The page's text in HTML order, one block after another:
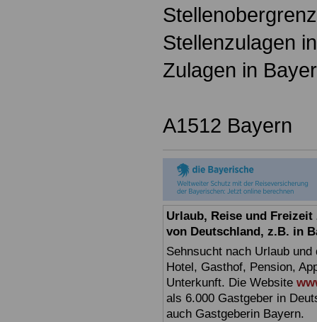
Stellenzulagen
Zulagen in
A1512 Bayern
Urlaub, Reise und
von Deutschland, z.B. in
Sehnsucht nach Urlaub
Hotel, Gasthof, Pension,
Unterkunft. Die Website
als 6.000 Gastgeber in
auch Gastgeberin Bayern.